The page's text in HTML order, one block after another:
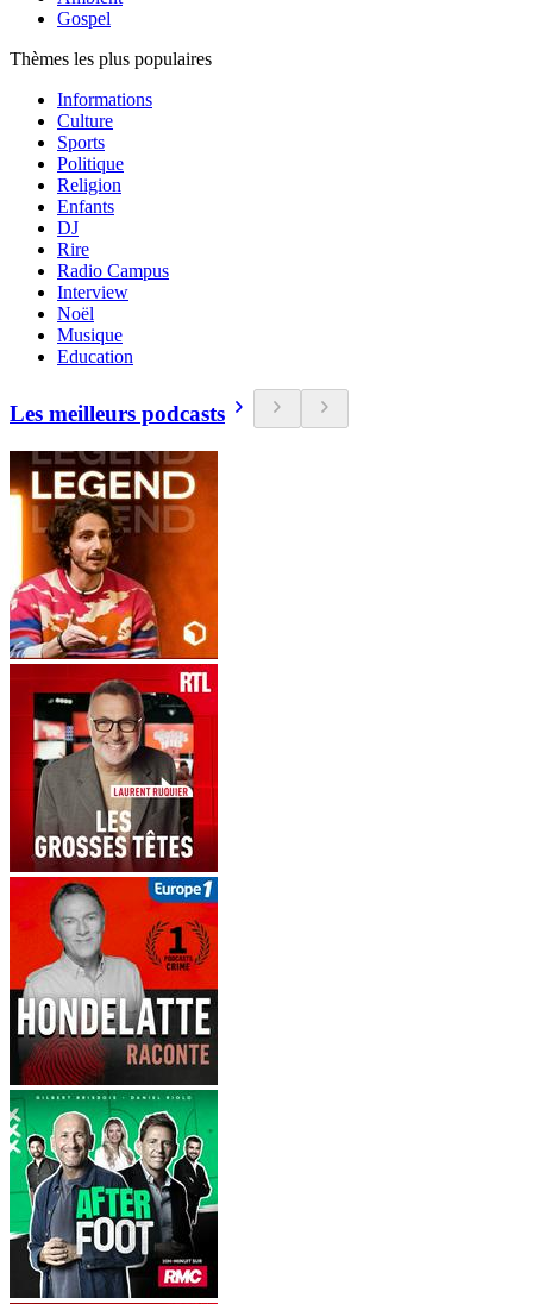
Gospel
Thèmes les plus populaires
Informations
Culture
Sports
Politique
Religion
Enfants
DJ
Rire
Radio Campus
Interview
Noël
Musique
Education
Les meilleurs podcasts